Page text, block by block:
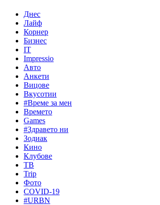
Днес
Лайф
Корнер
Бизнес
IT
Impressio
Авто
Анкети
Вицове
Вкусотии
#Време за мен
Времето
Games
#Здравето ни
Зодиак
Кино
Клубове
ТВ
Trip
Фото
COVID-19
#URBN